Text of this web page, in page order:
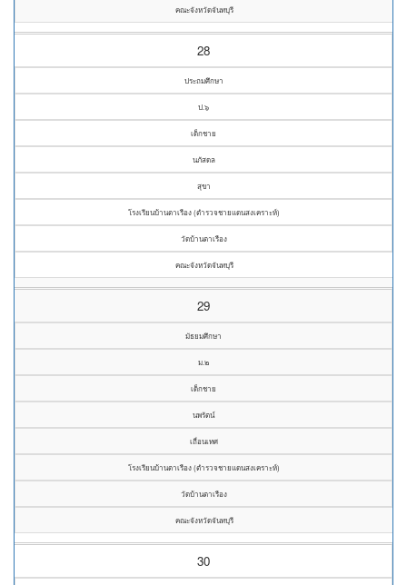
คณะจังหวัดจันทบุรี
28
ประถมศึกษา
ป.๖
เด็กชาย
นภัสดล
สุขา
โรงเรียนบ้านตาเรือง (ตำรวจชายแดนสงเคราะห์)
วัดบ้านตาเรือง
คณะจังหวัดจันทบุรี
29
มัธยมศึกษา
ม.๒
เด็กชาย
นพรัตน์
เถื่อนเทศ
โรงเรียนบ้านตาเรือง (ตำรวจชายแดนสงเคราะห์)
วัดบ้านตาเรือง
คณะจังหวัดจันทบุรี
30